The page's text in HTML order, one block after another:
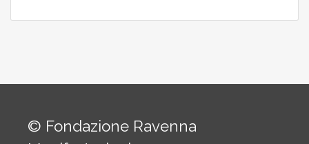
© Fondazione Ravenna